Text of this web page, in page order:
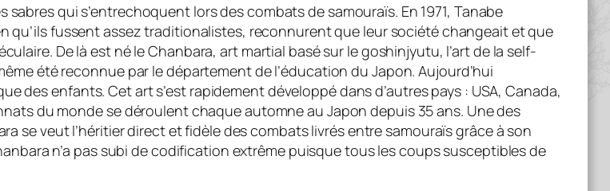
qui s’entrechoquent lors des combats de samouraïs. En 1971, Tanabe
qu’ils fussent assez traditionalistes, reconnurent que leur société changeait et que
De là est né le Chanbara, art martial basé sur le goshinjyutu, l’art de la self-
été reconnue par le département de l’éducation du Japon. Aujourd’hui
des enfants. Cet art s’est rapidement développé dans d’autres pays : USA, Canada,
du monde se déroulent chaque automne au Japon depuis 35 ans. Une des
se veut l’héritier direct et fidèle des combats livrés entre samouraïs grâce à son
n’a pas subi de codification extrême puisque tous les coups susceptibles de